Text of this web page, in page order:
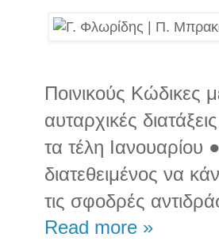
Ποινικούς Κώδικες
αυταρχικές
τα τέλη
διατεθειμένος να
τις σφοδρές
Read more »